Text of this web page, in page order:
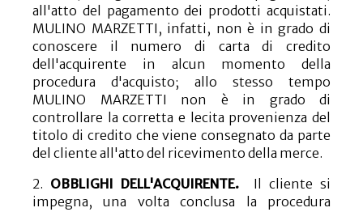
all'atto del pagamento dei prodotti acquistati.
MULINO MARZETTI, infatti, non è in grado di
conoscere il numero di carta di credito
dell'acquirente in alcun momento della
procedura d'acquisto; allo stesso tempo
MULINO MARZETTI non è in grado di
controllare la corretta e lecita provenienza del
titolo di credito che viene consegnato da parte
del cliente all'atto del ricevimento della merce.
2. OBBLIGHI DELL'ACQUIRENTE.Il cliente si
impegna, una volta conclusa la procedura